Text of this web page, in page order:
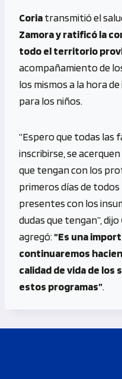
Coriatransmitió el
Zamora y ratificó la
todo el territorio
acompañamiento de
los mismos a la hora
para los niños.
“Espero que todas las
inscribirse, se
que tengan con los
primeros días de
presentes con los
dudas que tengan”, dijo
agregó:“Es una
continuaremos
calidad de vida de
estos programas”.